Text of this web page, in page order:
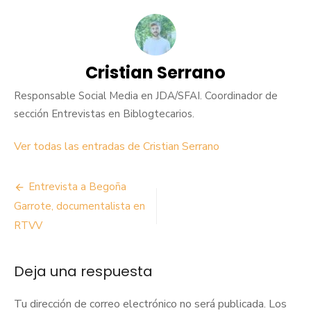
Cristian Serrano
Responsable Social Media en JDA/SFAI. Coordinador de
sección Entrevistas en Biblogtecarios.
Ver todas las entradas de Cristian Serrano
Navegación
de
entradas
Entrevista a Begoña
Garrote, documentalista en
RTVV
Deja una respuesta
Tu dirección de correo electrónico no será publicada. Los